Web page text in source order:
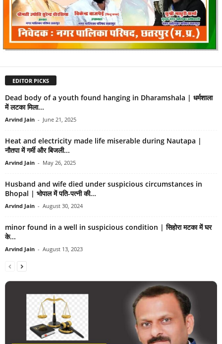
EDITOR PICKS
Dead body of a youth found hanging in Dharamshala | धर्मशाला
में लटका मिला...
Arvind Jain - June 21, 2025
Heat and electricity made life miserable during Nautapa |
नौतपा में गर्मी और बिजली...
Arvind Jain - May 26, 2025
Husband and wife died under suspicious circumstances in
Bhopal | भोपाल में पति-पत्नी की...
Arvind Jain - August 30, 2024
minor found in a well in suspicious condition | सिहोरा मटका में घर
के...
Arvind Jain - August 13, 2023